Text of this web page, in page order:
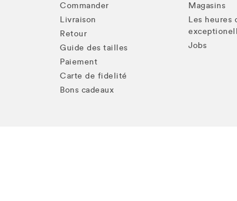
Commander
Livraison
Retour
Guide des tailles
Paiement
Carte de fidelité
Bons cadeaux
Magasins
Les heures
Jobs